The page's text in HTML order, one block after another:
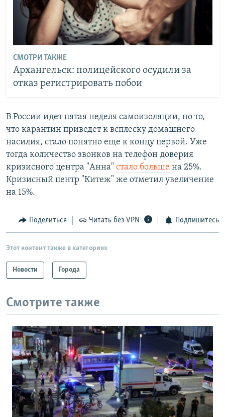
СМОТРИ ТАКЖЕ
Архангельск: полицейского осудили за
отказ регистрировать побои
В России идет пятая неделя самоизоляции, но то,
что карантин приведет к всплеску домашнего
насилия, стало понятно еще к концу первой. Уже
тогда количество звонков на телефон доверия
кризисного центра "Анна" стало больше на 25%.
Кризисный центр "Китеж" же отметил увеличение
на 15%.
Поделиться Читать без VPN Подпишитесь
Этот контент также в категориях
Новости Города
Смотрите также